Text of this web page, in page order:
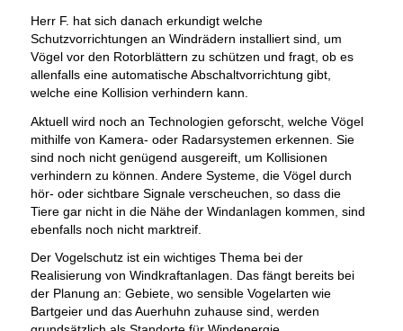
Herr F. hat sich danach erkundigt welche
Schutzvorrichtungen an Windrädern installiert sind, um
Vögel vor den Rotorblättern zu schützen und fragt, ob es
allenfalls eine automatische Abschaltvorrichtung gibt,
welche eine Kollision verhindern kann.
Aktuell wird noch an Technologien geforscht, welche Vögel
mithilfe von Kamera- oder Radarsystemen erkennen. Sie
sind noch nicht genügend ausgereift, um Kollisionen
verhindern zu können. Andere Systeme, die Vögel durch
hör- oder sichtbare Signale verscheuchen, so dass die
Tiere gar nicht in die Nähe der Windanlagen kommen, sind
ebenfalls noch nicht marktreif.
Der Vogelschutz ist ein wichtiges Thema bei der
Realisierung von Windkraftanlagen. Das fängt bereits bei
der Planung an: Gebiete, wo sensible Vogelarten wie
Bartgeier und das Auerhuhn zuhause sind, werden